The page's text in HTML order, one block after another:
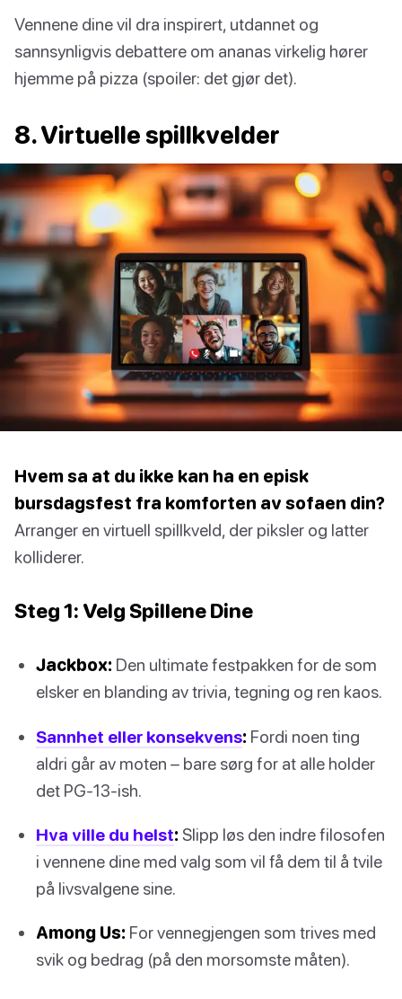
Vennene dine vil dra inspirert, utdannet og
sannsynligvis debattere om ananas virkelig hører
hjemme på pizza (spoiler: det gjør det).
8. Virtuelle spillkvelder
Hvem sa at du ikke kan ha en episk
bursdagsfest fra komforten av sofaen din?
Arranger en virtuell spillkveld, der piksler og latter
kolliderer.
Steg 1: Velg Spillene Dine
Jackbox: Den ultimate festpakken for de som
elsker en blanding av trivia, tegning og ren kaos.
Sannhet eller konsekvens: Fordi noen ting
aldri går av moten – bare sørg for at alle holder
det PG-13-ish.
Hva ville du helst: Slipp løs den indre filosofen
i vennene dine med valg som vil få dem til å tvile
på livsvalgene sine.
Among Us: For vennegjengen som trives med
svik og bedrag (på den morsomste måten).